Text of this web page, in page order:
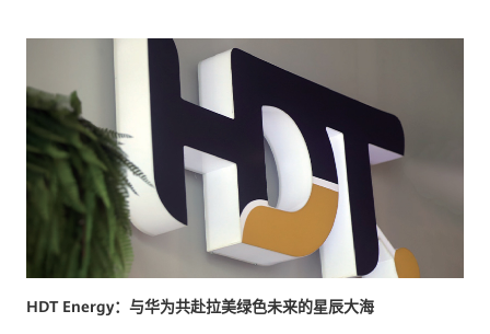
HDT Energy：与华为共赴拉美绿色未来的星辰大海